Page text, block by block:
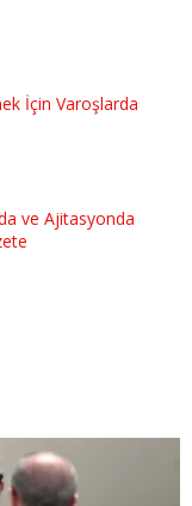
İçin Varoşlarda
ve Ajitasyonda